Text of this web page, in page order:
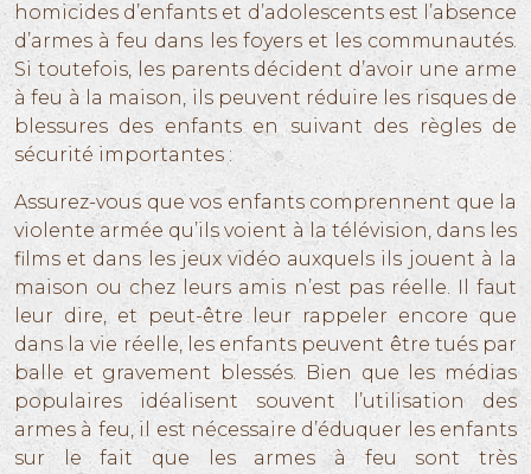
homicides d’enfants et d’adolescents est l’absence
d’armes à feu dans les foyers et les communautés.
Si toutefois, les parents décident d’avoir une arme
à feu à la maison, ils peuvent réduire les risques de
blessures des enfants en suivant des règles de
sécurité importantes :
Assurez-vous que vos enfants comprennent que la
violente armée qu’ils voient à la télévision, dans les
films et dans les jeux vidéo auxquels ils jouent à la
maison ou chez leurs amis n’est pas réelle. Il faut
leur dire, et peut-être leur rappeler encore que
dans la vie réelle, les enfants peuvent être tués par
balle et gravement blessés. Bien que les médias
populaires idéalisent souvent l’utilisation des
armes à feu, il est nécessaire d’éduquer les enfants
sur le fait que les armes à feu sont très